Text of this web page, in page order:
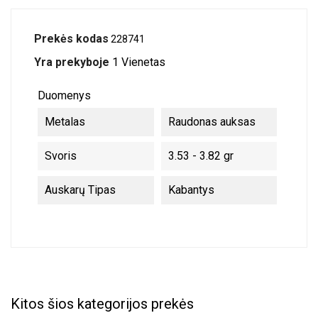
Prekės kodas 228741
Yra prekyboje 1 Vienetas
Duomenys
Metalas
Raudonas auksas
Svoris 3.53 - 3.82 gr
Auskarų Tipas Kabantys
Kitos šios kategorijos prekės